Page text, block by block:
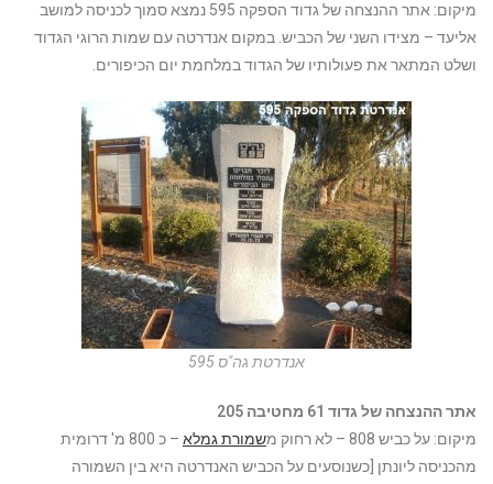
מיקום: אתר ההנצחה של גדוד הספקה 595 נמצא סמוך לכניסה למושב
אליעד – מצידו השני של הכביש. במקום אנדרטה עם שמות הרוגי הגדוד
ושלט המתאר את פעולותיו של הגדוד במלחמת יום הכיפורים.
אנדרטת גה"ס 595
אתר ההנצחה של גדוד 61 מחטיבה 205
מיקום: על כביש 808 – לא רחוק מ
שמורת גמלא
– כ 800 מ' דרומית
מהכניסה ליונתן [כשנוסעים על הכביש האנדרטה היא בין השמורה